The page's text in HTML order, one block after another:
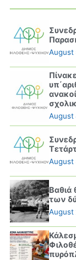
August
August
August
Βαθιά
των
August